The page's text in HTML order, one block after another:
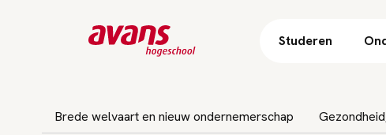
Studeren
Brede welvaart en nieuw ondernemerschap